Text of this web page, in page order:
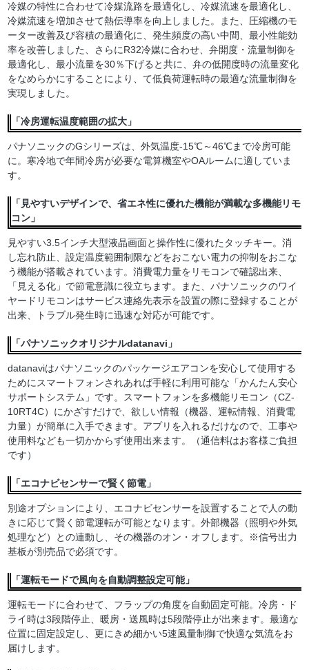
冷媒の特性に合わせて冷媒流路を最適化し、冷媒流速を最適化し、
冷媒流速を増加させて熱伝導率を向上しました。また、圧縮機のモ
ーター改善及び容積の最適化に、発生頻度の高い中間、最小性能効
率を改善しました、さらにR32冷媒に合わせ、弁開度・流量制御を
最適化し、最小流量を30％下げると共に、弁の低開度時の流量変化
をなめらかにすることにより、て低負荷運転時の最適な流量制御を
実現しました。
「冷房運転温度範囲の拡大」
パナソニックのGシリーズは、外気温度-15℃～46℃まで冷房可能
に。寒冷地で年間冷房が必要な電算機室やOAルームに適していま
す。
「見やすいデザインで、省エネ性に優れた機能が満載な多機能リモ
コン」
見やすい3.5インチ大型液晶画面と操作性に優れたタッチキー。消
し忘れ防止、設定温度範囲制限などをおこない電力の抑制をおこな
う機能が搭載されています。消費電力量をリモコンで確認出来、
「見える化」で節電意識に役立ちます。また、パナソニックのワイ
ヤードリモコンはサービス連絡先表示を設置の際に登録することが
出来、トラブル発生時に迅速な対応が可能です。
「パナソニックオリジナルdatanavi」
datanaviはパナソニックのパッケージエアコンを安心して使用する
ためにスマートフォンされあれば手軽に利用可能な「かんたん安心
サポートシステム」です。スマートフォンを多機能リモコン（CZ-
10RT4C）にかざすだけで、欲しい情報（機器、運転情報、消費電
力量）が簡単に入手できます。アプリを入れるだけなので、工事や
使用料なども一切かからず使用出来ます。（通信料はお客様ご負担
です）
「エコナビセンサーで賢く節電」
別途オプションにより、エコナビセンサーを設置することで人の動
きに応じて賢く節電運転が可能となります。外部機器（照明や外気
処理など）との連動し、その機器のオン・オフします。※信号出力
基板が別売品で必須です。
「運転モードで風向を自動調整設定可能」
運転モードに合わせて、フラップの角度を自動固定可能。冷房・ド
ライ時は3段階停止、暖房・送風時は5段階停止が出来ます。最適な
位置に固定設定し、更にきめ細かい5速風量制御で快適な気流をお
届けします。